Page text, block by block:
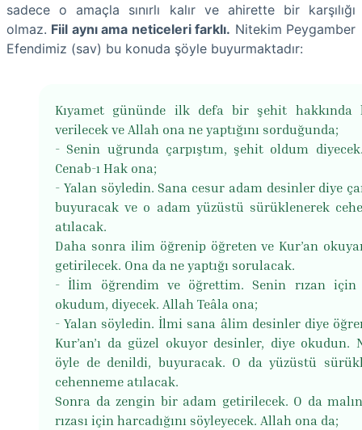
sadece o amaçla sınırlı kalır ve ahirette bir karşılığı
olmaz. Fiil aynı ama neticeleri farklı. Nitekim Peygamber
Efendimiz (sav) bu konuda şöyle buyurmaktadır:
Kıyamet gününde ilk defa bir şehit hakkında
verilecek ve Allah ona ne yaptığını sorduğunda;
- Senin uğrunda çarpıştım, şehit oldum
Cenab-ı Hak ona;
- Yalan söyledin. Sana cesur adam desinler diye
buyuracak ve o adam yüzüstü sürüklenerek
atılacak.
Daha sonra ilim öğrenip öğreten ve Kur’an
getirilecek. Ona da ne yaptığı sorulacak.
- İlim öğrendim ve öğrettim. Senin rızan için
okudum, diyecek. Allah Teâla ona;
- Yalan söyledin. İlmi sana âlim desinler diye
Kur’an’ı da güzel okuyor desinler, diye okudun.
öyle de denildi, buyuracak. O da yüzüstü
cehenneme atılacak.
Sonra da zengin bir adam getirilecek. O da
rızası için harcadığını söyleyecek. Allah ona da;